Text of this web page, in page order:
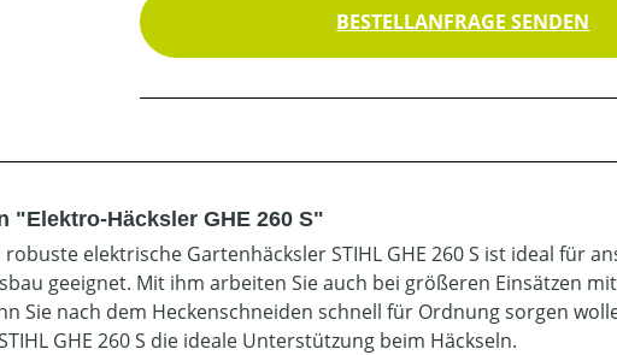
BESTELLANFRAGE SENDEN
"Elektro-Häcksler GHE 260 S"
elektrische Gartenhäcksler STIHL GHE 260 S ist ideal für
geeignet. Mit ihm arbeiten Sie auch bei größeren Einsätzen
Sie nach dem Heckenschneiden schnell für Ordnung sorgen
GHE 260 S die ideale Unterstützung beim Häckseln.